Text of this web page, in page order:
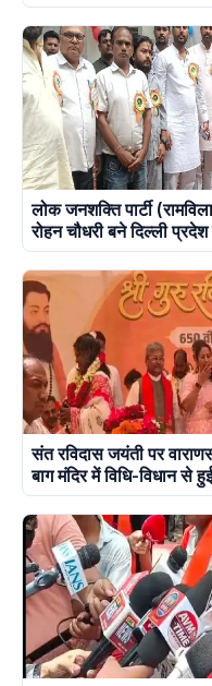
लोक जनशक्ति पार्टी
रोहन चौधरी बने दिल्ली
संत रविदास जयंती पर
बाग मंदिर में विधि-विधान से